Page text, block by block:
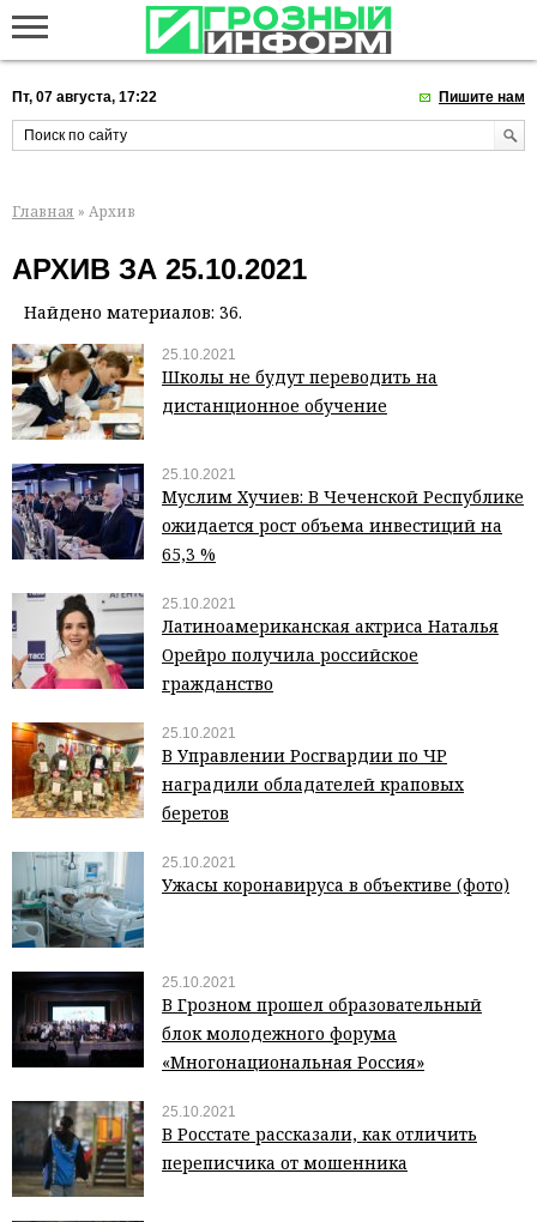
Пт, 07 августа, 17:22 Пишите нам
Главная » Архив
АРХИВ ЗА 25.10.2021
Найдено материалов: 36.
25.10.2021
Школы не будут переводить на
дистанционное обучение
25.10.2021
Муслим Хучиев: В Чеченской Республике
ожидается рост объема инвестиций на
65,3 %
25.10.2021
Латиноамериканская актриса Наталья
Орейро получила российское
гражданство
25.10.2021
В Управлении Росгвардии по ЧР
наградили обладателей краповых
беретов
25.10.2021
Ужасы коронавируса в объективе (фото)
25.10.2021
В Грозном прошел образовательный
блок молодежного форума
«Многонациональная Россия»
25.10.2021
В Росстате рассказали, как отличить
переписчика от мошенника